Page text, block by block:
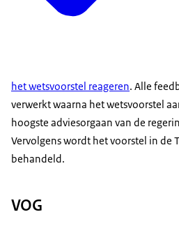
het wetsvoorstel reageren. Alle
verwerkt waarna het wetsvoorstel
hoogste adviesorgaan van de
Vervolgens wordt het voorstel in de
behandeld.
VOG